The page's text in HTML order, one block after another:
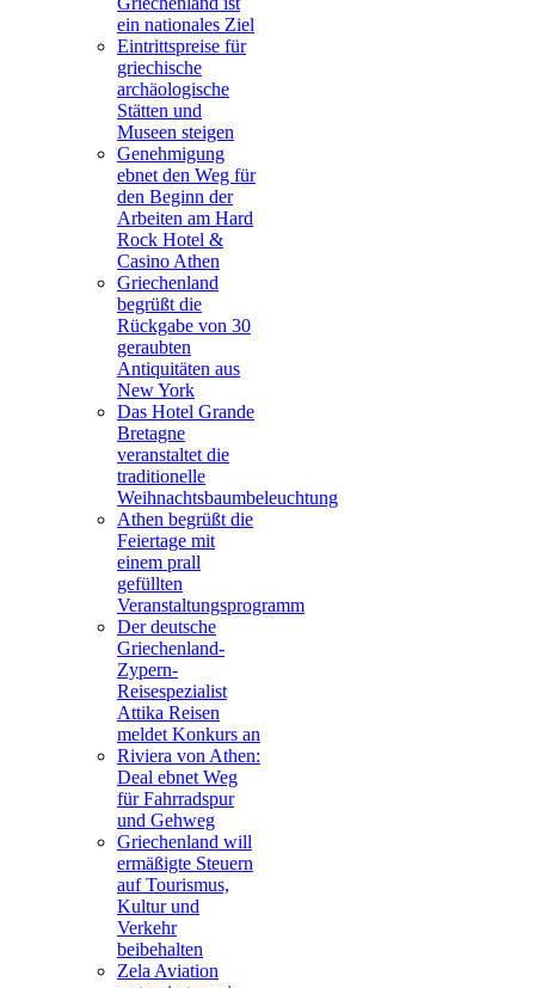
ein nationales Ziel
Eintrittspreise für
griechische
archäologische
Stätten und
Museen steigen
Genehmigung
ebnet den Weg für
den Beginn der
Arbeiten am Hard
Rock Hotel &
Casino Athen
Griechenland
begrüßt die
Rückgabe von 30
geraubten
Antiquitäten aus
New York
Das Hotel Grande
Bretagne
veranstaltet die
traditionelle
Weihnachtsbaumbeleuchtung
Athen begrüßt die
Feiertage mit
einem prall
gefüllten
Veranstaltungsprogramm
Der deutsche
Griechenland-
Zypern-
Reisespezialist
Attika Reisen
meldet Konkurs an
Riviera von Athen:
Deal ebnet Weg
für Fahrradspur
und Gehweg
Griechenland will
ermäßigte Steuern
auf Tourismus,
Kultur und
Verkehr
beibehalten
Zela Aviation